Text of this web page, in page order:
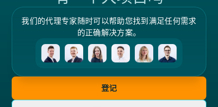
我们的代理专家随时可以帮助您找到满足任何需求
的正确解决方案。
登记